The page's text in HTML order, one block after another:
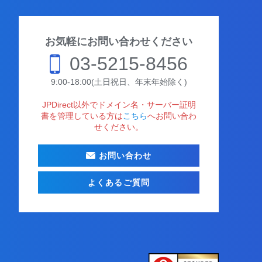
お気軽にお問い合わせください
03-5215-8456
9:00-18:00(土日祝日、年末年始除く)
JPDirect以外でドメイン名・サーバー証明
書を管理している方はこちらへお問い合わ
せください。
お問い合わせ
よくあるご質問